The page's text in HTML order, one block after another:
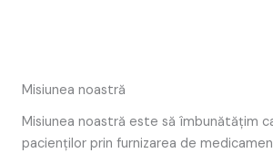
Misiunea noastră
Misiunea noastră este să îmbunătățim
pacienților prin furnizarea de